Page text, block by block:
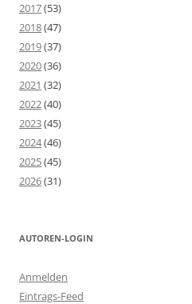
2017(53)
2018(47)
2019(37)
2020(36)
2021 (32)
2022(40)
2023(45)
2024(46)
2025(45)
2026(31)
AUTOREN-LOGIN
Anmelden
Eintrags-Feed